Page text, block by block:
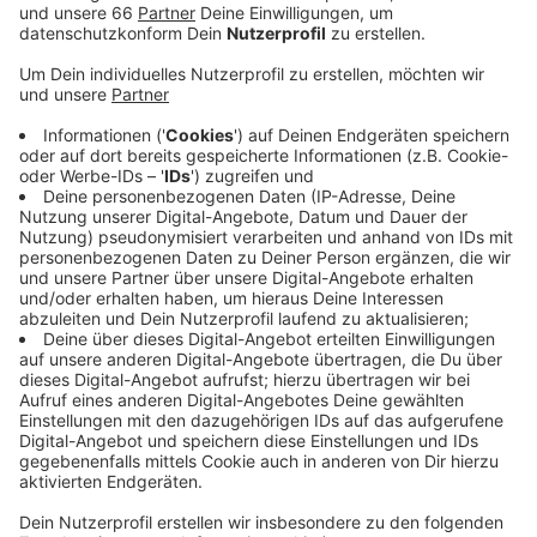
wie der Bereich drumherum aussehen wird.
Veröffentlicht:Samstag, 29.06.2019 07:52
Anzeige
Die Kesselstraße liegt im Moment brach, mit
Ausnahme des trivago-Campus. Bald sollen hier
mehrere Gebäude stehen - mit Büros, Restaurants und
Geschäften. Außerdem wird es eine große Markthalle
geben. Ebenfalls geplant ist ein großer Park mit Spiel-
und Liegewiesen, einem Beachvolleyballplatz und einer
Freitreppe am Wasser. Dort könnte auch ein neuer
Stadtstrand à la "Monkeys Island" entstehen. Der
Entwurf stammt von Architekten aus Hamburg und
Landschaftsplanern aus Berlin. Diese haben sich in
einem Wettbewerb durchgesetzt. Ihr Entwurf soll nun